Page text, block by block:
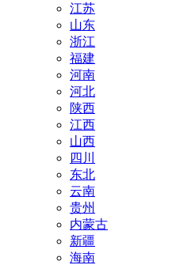
江苏
山东
浙江
福建
河南
河北
陕西
江西
山西
四川
东北
云南
贵州
内蒙古
新疆
海南